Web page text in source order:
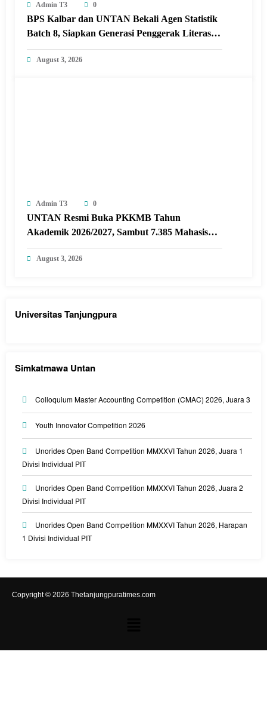
Admin T3 0
BPS Kalbar dan UNTAN Bekali Agen Statistik
Batch 8, Siapkan Generasi Penggerak Literasi
Data di Kampus
August 3, 2026
Admin T3 0
UNTAN Resmi Buka PKKMB Tahun
Akademik 2026/2027, Sambut 7.385 Mahasiswa
Baru Siap Menjadi Generasi Berdampak
August 3, 2026
Universitas Tanjungpura
Simkatmawa Untan
Colloquium Master Accounting Competition (CMAC) 2026, Juara 3
Youth Innovator Competition 2026
Unorides Open Band Competition MMXXVI Tahun 2026, Juara 1
Divisi Individual PIT
Unorides Open Band Competition MMXXVI Tahun 2026, Juara 2
Divisi Individual PIT
Unorides Open Band Competition MMXXVI Tahun 2026, Harapan
1 Divisi Individual PIT
Copyright © 2026 Thetanjungpuratimes.com